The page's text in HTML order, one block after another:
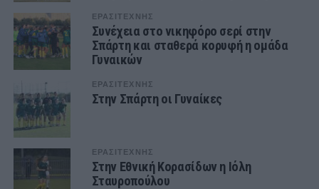
ΕΡΑΣΙΤΕΧΝΗΣ
Συνέχεια στο νικηφόρο σερί στην
Σπάρτη και σταθερά κορυφή η ομάδα
Γυναικών
ΕΡΑΣΙΤΕΧΝΗΣ
Στην Σπάρτη οι Γυναίκες
ΕΡΑΣΙΤΕΧΝΗΣ
Στην Εθνική Κορασίδων η Ιόλη
Σταυροπούλου